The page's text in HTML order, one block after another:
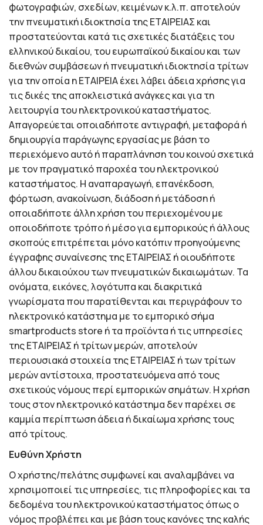
φωτογραφιών, σχεδίων, κειμένων κ.λ.π. αποτελούν
την πνευματική ιδιοκτησία της ΕΤΑΙΡΕΙΑΣ και
προστατεύονται κατά τις σχετικές διατάξεις του
ελληνικού δικαίου, του ευρωπαϊκού δικαίου και των
διεθνών συμβάσεων ή πνευματική ιδιοκτησία τρίτων
για την οποία η ΕΤΑΙΡΕΙΑ έχει λάβει άδεια χρήσης για
τις δικές της αποκλειστικά ανάγκες και για τη
λειτουργία του ηλεκτρονικού καταστήματος.
Απαγορεύεται οποιαδήποτε αντιγραφή, μεταφορά ή
δημιουργία παράγωγης εργασίας με βάση το
περιεχόμενο αυτό ή παραπλάνηση του κοινού σχετικά
με τον πραγματικό παροχέα του ηλεκτρονικού
καταστήματος. Η αναπαραγωγή, επανέκδοση,
φόρτωση, ανακοίνωση, διάδοση ή μετάδοση ή
οποιαδήποτε άλλη χρήση του περιεχομένου με
οποιοδήποτε τρόπο ή μέσο για εμπορικούς ή άλλους
σκοπούς επιτρέπεται μόνο κατόπιν προηγούμενης
έγγραφης συναίνεσης της ΕΤΑΙΡΕΙΑΣ ή οιουδήποτε
άλλου δικαιούχου των πνευματικών δικαιωμάτων. Τα
ονόματα, εικόνες, λογότυπα και διακριτικά
γνωρίσματα που παρατίθενται και περιγράφουν το
ηλεκτρονικό κατάστημα με το εμπορικό σήμα
smartproducts store ή τα προϊόντα ή τις υπηρεσίες
της ΕΤΑΙΡΕΙΑΣ ή τρίτων μερών, αποτελούν
περιουσιακά στοιχεία της ΕΤΑΙΡΕΙΑΣ ή των τρίτων
μερών αντίστοιχα, προστατευόμενα από τους
σχετικούς νόμους περί εμπορικών σημάτων. Η χρήση
τους στον ηλεκτρονικό κατάστημα δεν παρέχει σε
καμμία περίπτωση άδεια ή δικαίωμα χρήσης τους
από τρίτους.
Ευθύνη Χρήστη
Ο χρήστης/πελάτης συμφωνεί και αναλαμβάνει να
χρησιμοποιεί τις υπηρεσίες, τις πληροφορίες και τα
δεδομένα του ηλεκτρονικού καταστήματος όπως ο
νόμος προβλέπει και με βάση τους κανόνες της καλής